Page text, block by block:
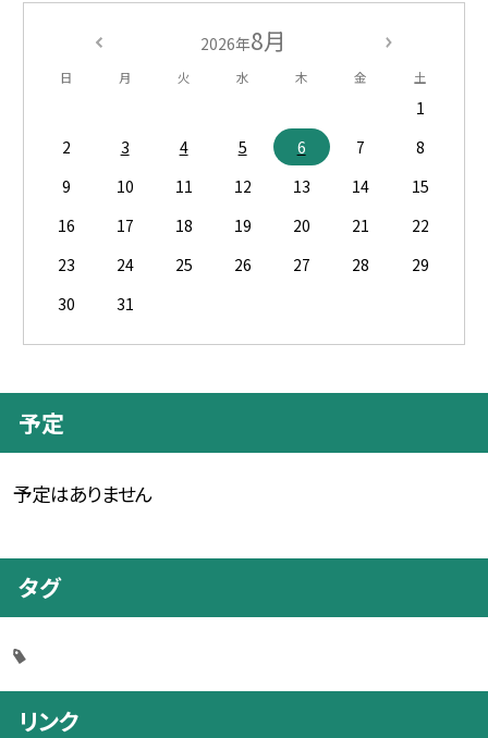
2026年8月
日 月 火 水 木 金 土
1
2
3 4 5 6 7
8
9
10 11 12 13 14
15
16
17 18 19 20 21
22
23
24 25 26 27 28
29
30
31
予定
予定はありません
タグ
リンク